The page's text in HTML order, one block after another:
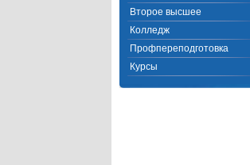
Второе высшее
Колледж
Профпереподготовка
Курсы